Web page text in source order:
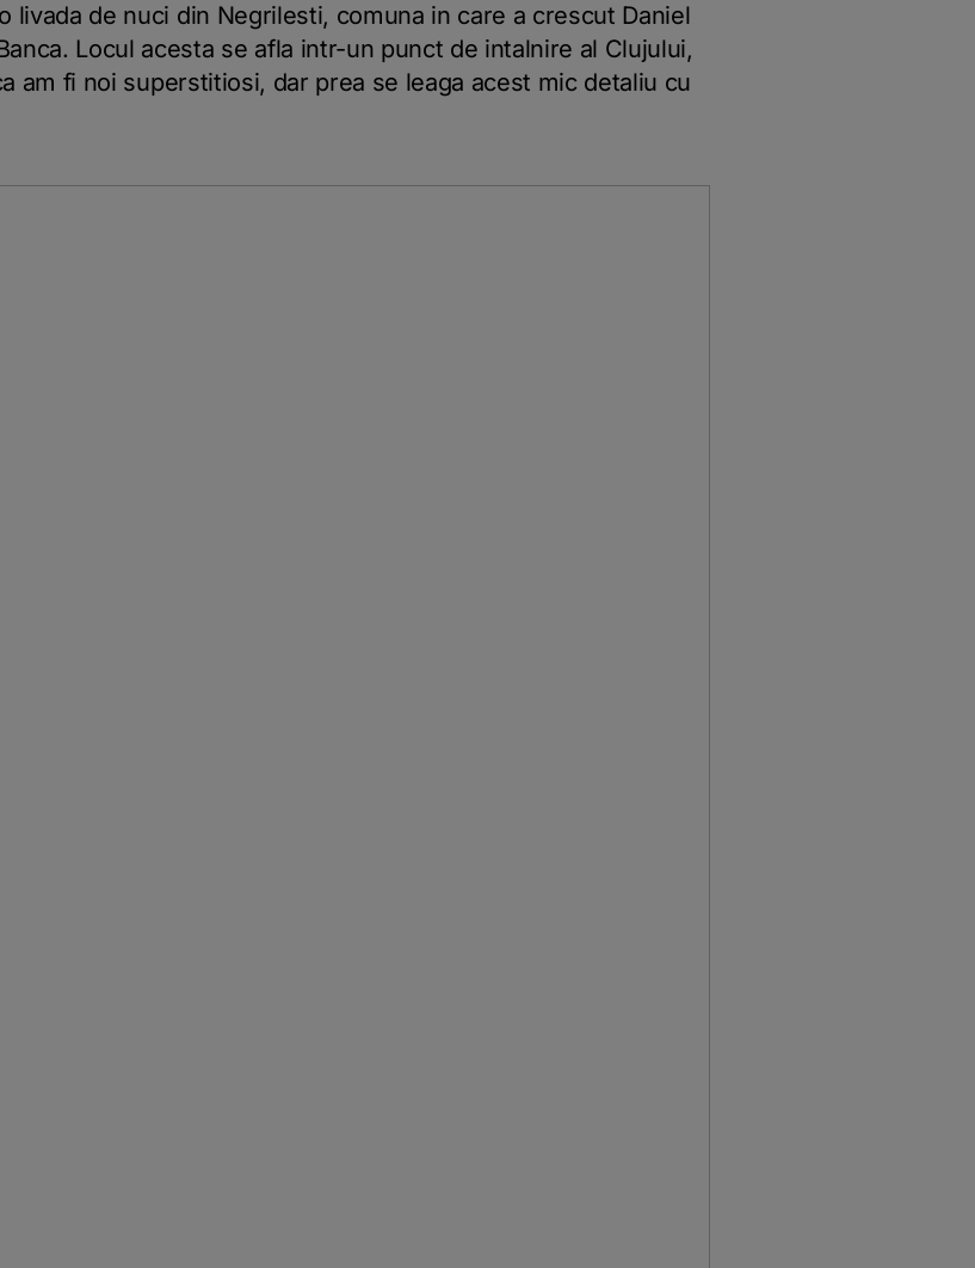
livada de nuci din Negrilesti, comuna in care a crescut Daniel
Locul acesta se afla intr-un punct de intalnire al Clujului,
am fi noi superstitiosi, dar prea se leaga acest mic detaliu cu